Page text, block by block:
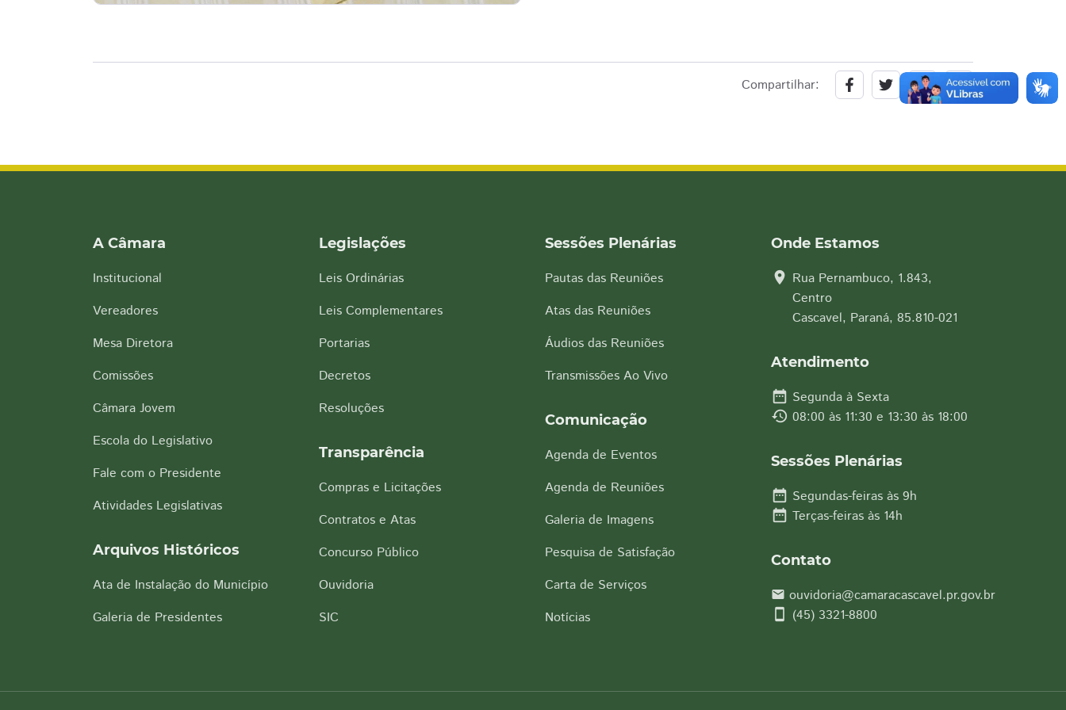
Compartilhar:
A Câmara
Institucional
Vereadores
Mesa Diretora
Comissões
Câmara Jovem
Escola do Legislativo
Fale com o Presidente
Atividades Legislativas
Arquivos Históricos
Ata de Instalação do Município
Galeria de Presidentes
Legislações
Leis Ordinárias
Leis Complementares
Portarias
Decretos
Resoluções
Transparência
Compras e Licitações
Contratos e Atas
Concurso Público
Ouvidoria
SIC
Sessões Plenárias
Pautas das Reuniões
Atas das Reuniões
Áudios das Reuniões
Transmissões Ao Vivo
Comunicação
Agenda de Eventos
Agenda de Reuniões
Galeria de Imagens
Pesquisa de Satisfação
Carta de Serviços
Notícias
Onde Estamos
location_on Rua Pernambuco, 1.843,
Centro
Cascavel, Paraná, 85.810-021
Atendimento
date_range Segunda à Sexta
history 08:00 às 11:30 e 13:30 às 18:00
Sessões Plenárias
date_range Segundas-feiras às 9h
date_range Terças-feiras às 14h
Contato
email ouvidoria@camaracascavel.pr.gov.br
smartphone (45) 3321-8800